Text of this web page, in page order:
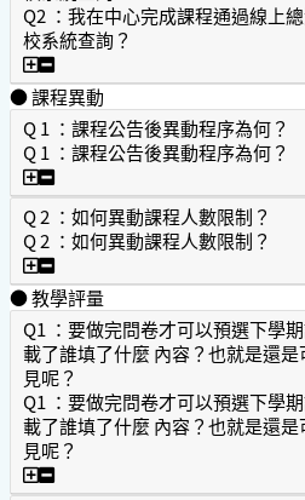
Q2 ：我在中心完成課程通過線上
校系統查詢？
Q2 ：我在中心完成課程通過
● 課程異動
Q 1 ：課程公告後異動程序為何？
Q 1 ：課程公告後異動程序為何？
Q 1 ：課程公告後異動程序為何？
Q 2 ：如何異動課程人數限制？
Q 2 ：如何異動課程人數限制？
Q 2 ：如何異動課程人數限制？
● 教學評量
Q1 ：要做完問卷才可以預選下學
載了誰填了什麼 內容？也就是還
見呢？
Q1 ：要做完問卷才可以預選下學
載了誰填了什麼 內容？也就是還
見呢？
Q1 ：要做完問卷才可以預選